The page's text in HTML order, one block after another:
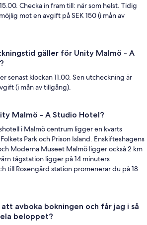
Checka in fram till: när som helst. Tidig
mot en avgift på SEK 150 (i mån av
gäller för Unity Malmö - A
senast klockan 11.00. Sen utcheckning är
(i mån av tillgång).
Malmö - A Studio Hotel?
i Malmö centrum ligger en kvarts
Park och Prison Island. Enskifteshagens
Moderna Museet Malmö ligger också 2 km
tågstation ligger på 14 minuters
till Rosengård station promenerar du på 18
avboka bokningen och får jag i så
beloppet?